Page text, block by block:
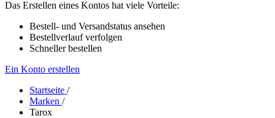
Das Erstellen eines Kontos hat viele Vorteile:
Bestell- und Versandstatus ansehen
Bestellverlauf verfolgen
Schneller bestellen
Ein Konto erstellen
Startseite /
Marken /
Tarox